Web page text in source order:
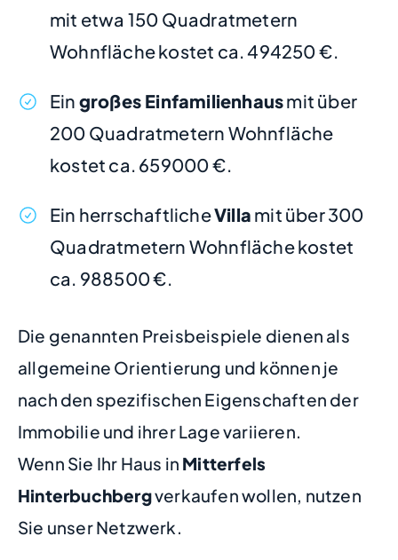
mit etwa 150 Quadratmetern
Wohnfläche kostet ca. 494250 €.
Ein großes Einfamilienhausmit über
200 Quadratmetern Wohnfläche
kostet ca. 659000 €.
Ein herrschaftlicheVilla mit über 300
Quadratmetern Wohnfläche kostet
ca. 988500 €.
Die genannten Preisbeispiele dienen als
allgemeine Orientierung und können je
nach den spezifischen Eigenschaften der
Immobilie und ihrer Lage variieren.
Wenn Sie Ihr Haus in Mitterfels
Hinterbuchbergverkaufen wollen, nutzen
Sie unser Netzwerk.